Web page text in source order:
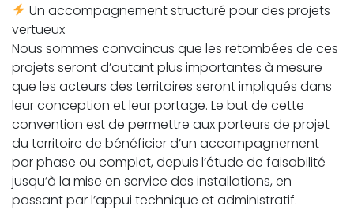
Un accompagnement structuré pour des projets
vertueux
Nous sommes convaincus que les retombées de ces
projets seront d’autant plus importantes à mesure
que les acteurs des territoires seront impliqués dans
leur conception et leur portage. Le but de cette
convention est de permettre aux porteurs de projet
du territoire de bénéficier d’un accompagnement
par phase ou complet, depuis l’étude de faisabilité
jusqu’à la mise en service des installations, en
passant par l’appui technique et administratif.